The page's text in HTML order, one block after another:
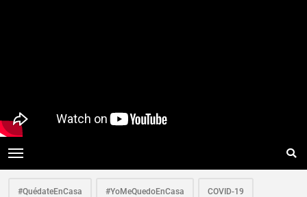
#QuédateEnCasa #YoMeQuedoEnCasa COVID-19